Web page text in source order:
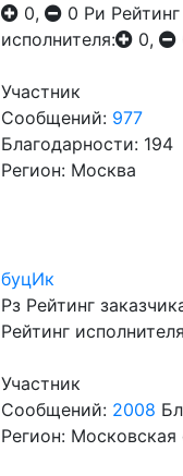
0, 0 Ри Рейтинг
исполнителя:
0,
Участник
Сообщений: 977
Благодарности: 194
Регион: Москва
буцИк
Рз Рейтинг
Рейтинг
Участник
Сообщений: 2008
Регион: Московская